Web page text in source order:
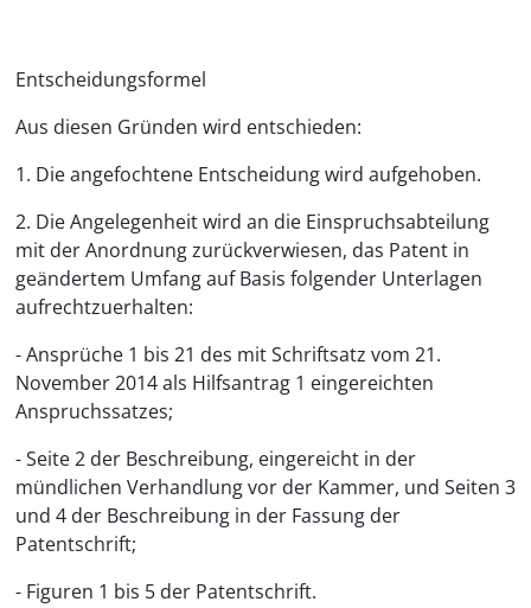
Entscheidungsformel
Aus diesen Gründen wird entschieden:
1. Die angefochtene Entscheidung wird aufgehoben.
2. Die Angelegenheit wird an die Einspruchsabteilung
mit der Anordnung zurückverwiesen, das Patent in
geändertem Umfang auf Basis folgender Unterlagen
aufrechtzuerhalten:
- Ansprüche 1 bis 21 des mit Schriftsatz vom 21.
November 2014 als Hilfsantrag 1 eingereichten
Anspruchssatzes;
- Seite 2 der Beschreibung, eingereicht in der
mündlichen Verhandlung vor der Kammer, und Seiten 3
und 4 der Beschreibung in der Fassung der
Patentschrift;
- Figuren 1 bis 5 der Patentschrift.